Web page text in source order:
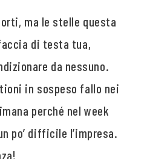
ma le stelle questa
di testa tua,
da nessuno.
in sospeso fallo nei
perché nel week
po’ difficile l’impresa.